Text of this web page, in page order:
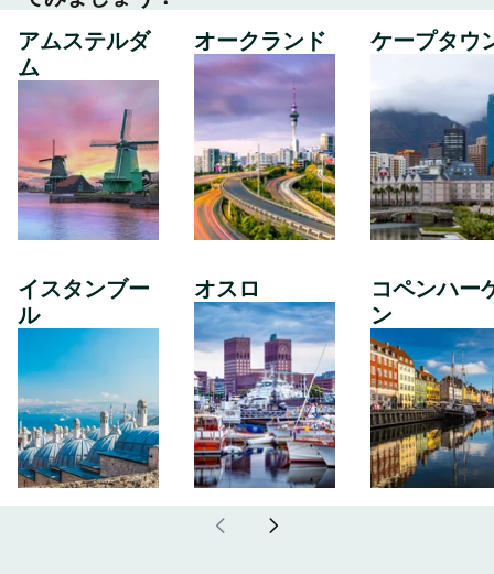
アムステルダ
ム
イスタンブー
ル
オークランド
オスロ
ケープタウ
コペンハー
ン